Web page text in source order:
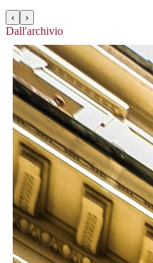
‹ ›
Dall'archivio